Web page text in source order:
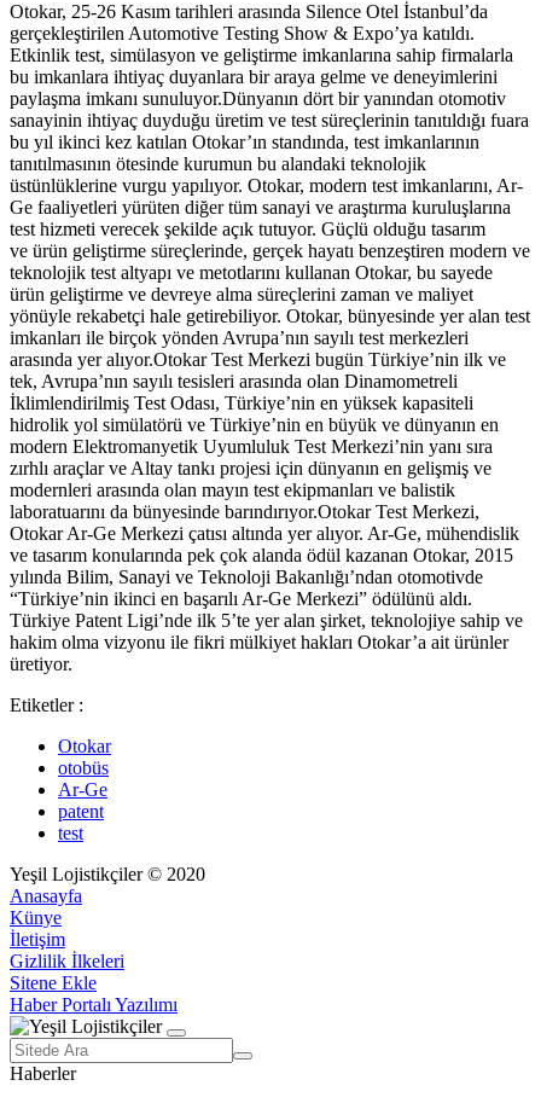
Otokar, 25-26 Kasım tarihleri arasında Silence Otel İstanbul’da
gerçekleştirilen Automotive Testing Show & Expo’ya katıldı.
Etkinlik test, simülasyon ve geliştirme imkanlarına sahip firmalarla
bu imkanlara ihtiyaç duyanlara bir araya gelme ve deneyimlerini
paylaşma imkanı sunuluyor.Dünyanın dört bir yanından otomotiv
sanayinin ihtiyaç duyduğu üretim ve test süreçlerinin tanıtıldığı fuara
bu yıl ikinci kez katılan Otokar’ın standında, test imkanlarının
tanıtılmasının ötesinde kurumun bu alandaki teknolojik
üstünlüklerine vurgu yapılıyor. Otokar, modern test imkanlarını, Ar-
Ge faaliyetleri yürüten diğer tüm sanayi ve araştırma kuruluşlarına
test hizmeti verecek şekilde açık tutuyor. Güçlü olduğu tasarım
ve ürün geliştirme süreçlerinde, gerçek hayatı benzeştiren modern ve
teknolojik test altyapı ve metotlarını kullanan Otokar, bu sayede
ürün geliştirme ve devreye alma süreçlerini zaman ve maliyet
yönüyle rekabetçi hale getirebiliyor. Otokar, bünyesinde yer alan test
imkanları ile birçok yönden Avrupa’nın sayılı test merkezleri
arasında yer alıyor.Otokar Test Merkezi bugün Türkiye’nin ilk ve
tek, Avrupa’nın sayılı tesisleri arasında olan Dinamometreli
İklimlendirilmiş Test Odası, Türkiye’nin en yüksek kapasiteli
hidrolik yol simülatörü ve Türkiye’nin en büyük ve dünyanın en
modern Elektromanyetik Uyumluluk Test Merkezi’nin yanı sıra
zırhlı araçlar ve Altay tankı projesi için dünyanın en gelişmiş ve
modernleri arasında olan mayın test ekipmanları ve balistik
laboratuarını da bünyesinde barındırıyor.Otokar Test Merkezi,
Otokar Ar-Ge Merkezi çatısı altında yer alıyor. Ar-Ge, mühendislik
ve tasarım konularında pek çok alanda ödül kazanan Otokar, 2015
yılında Bilim, Sanayi ve Teknoloji Bakanlığı’ndan otomotivde
“Türkiye’nin ikinci en başarılı Ar-Ge Merkezi” ödülünü aldı.
Türkiye Patent Ligi’nde ilk 5’te yer alan şirket, teknolojiye sahip ve
hakim olma vizyonu ile fikri mülkiyet hakları Otokar’a ait ürünler
üretiyor.
Etiketler :
Otokar
otobüs
Ar-Ge
patent
test
Yeşil Lojistikçiler © 2020
Anasayfa
Künye
İletişim
Gizlilik İlkeleri
Sitene Ekle
Haber Portalı Yazılımı
Haberler